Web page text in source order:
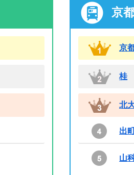
京
京
桂
北
出
山